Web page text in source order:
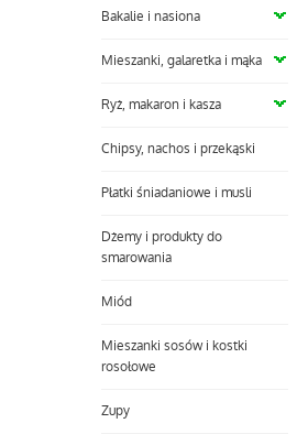
Bakalie i nasiona
Mieszanki, galaretka i mąka
Ryż, makaron i kasza
Chipsy, nachos i przekąski
Płatki śniadaniowe i musli
Dżemy i produkty do
smarowania
Miód
Mieszanki sosów i kostki
rosołowe
Zupy